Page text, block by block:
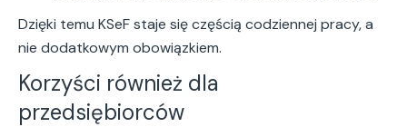
Dzięki temu KSeF staje się częścią codziennej pracy, a
nie dodatkowym obowiązkiem.
Korzyści również dla
przedsiębiorców